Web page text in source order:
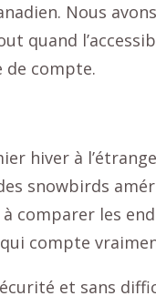
Nous
quand
de compte.
hiver à
snowbirds
à comparer les
compte
et sans